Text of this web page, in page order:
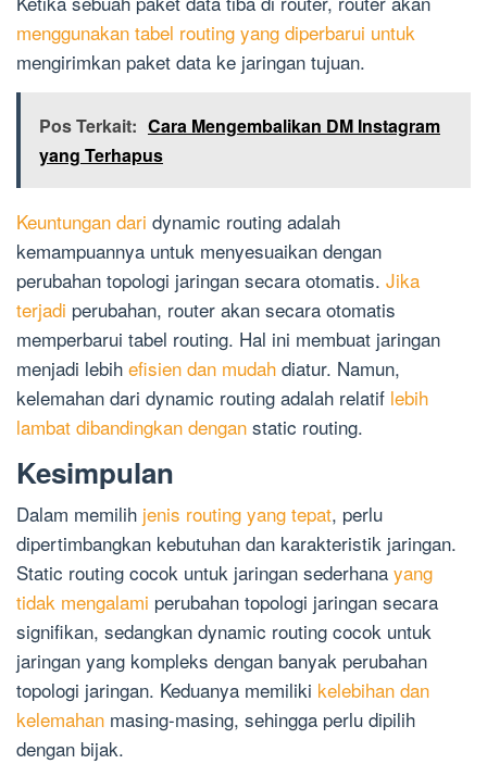
menggunakan tabel routing yang diperbarui untuk
mengirimkan paket data ke jaringan tujuan.
Pos Terkait: Cara Mengembalikan DM Instagram
yang Terhapus
Keuntungan dari dynamic routing adalah
kemampuannya untuk menyesuaikan dengan
perubahan topologi jaringan secara otomatis. Jika
terjadi perubahan, router akan secara otomatis
memperbarui tabel routing. Hal ini membuat jaringan
menjadi lebih efisien dan mudah diatur. Namun,
kelemahan dari dynamic routing adalah relatif lebih
lambat dibandingkan dengan static routing.
Kesimpulan
Dalam memilih jenis routing yang tepat, perlu
dipertimbangkan kebutuhan dan karakteristik jaringan.
Static routing cocok untuk jaringan sederhana yang
tidak mengalami perubahan topologi jaringan secara
signifikan, sedangkan dynamic routing cocok untuk
jaringan yang kompleks dengan banyak perubahan
topologi jaringan. Keduanya memiliki kelebihan dan
kelemahan masing-masing, sehingga perlu dipilih
dengan bijak.